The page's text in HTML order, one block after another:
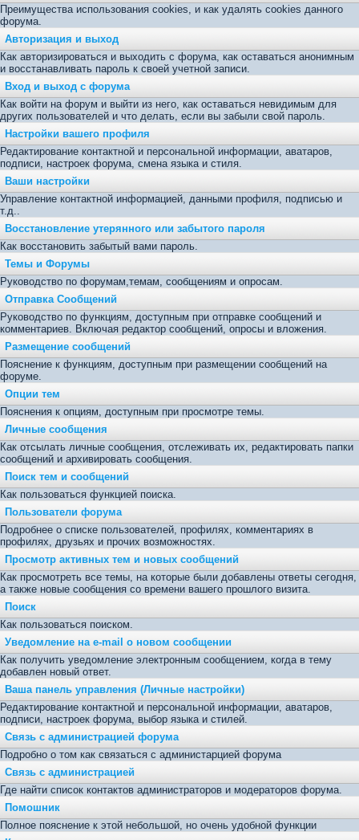
Преимущества использования cookies, и как удалять cookies данного
форума.
Авторизация и выход
Как авторизироваться и выходить с форума, как оставаться анонимным
и восстанавливать пароль к своей учетной записи.
Вход и выход с форума
Как войти на форум и выйти из него, как оставаться невидимым для
других пользователей и что делать, если вы забыли свой пароль.
Настройки вашего профиля
Редактирование контактной и персональной информации, аватаров,
подписи, настроек форума, смена языка и стиля.
Ваши настройки
Управление контактной информацией, данными профиля, подписью и
т.д..
Восстановление утерянного или забытого пароля
Как восстановить забытый вами пароль.
Темы и Форумы
Руководство по форумам,темам, сообщениям и опросам.
Отправка Сообщений
Руководство по функциям, доступным при отправке сообщений и
комментариев. Включая редактор сообщений, опросы и вложения.
Размещение сообщений
Пояснение к функциям, доступным при размещении сообщений на
форуме.
Опции тем
Пояснения к опциям, доступным при просмотре темы.
Личные сообщения
Как отсылать личные сообщения, отслеживать их, редактировать папки
сообщений и архивировать сообщения.
Поиск тем и сообщений
Как пользоваться функцией поиска.
Пользователи форума
Подробнее о списке пользователей, профилях, комментариях в
профилях, друзьях и прочих возможностях.
Просмотр активных тем и новых сообщений
Как просмотреть все темы, на которые были добавлены ответы сегодня,
а также новые сообщения со времени вашего прошлого визита.
Поиск
Как пользоваться поиском.
Уведомление на е-mail о новом сообщении
Как получить уведомление электронным сообщением, когда в тему
добавлен новый ответ.
Ваша панель управления (Личные настройки)
Редактирование контактной и персональной информации, аватаров,
подписи, настроек форума, выбор языка и стилей.
Связь с администрацией форума
Подробно о том как связаться с администарцией форума
Связь с администрацией
Где найти список контактов администраторов и модераторов форума.
Помошник
Полное пояснение к этой небольшой, но очень удобной функции